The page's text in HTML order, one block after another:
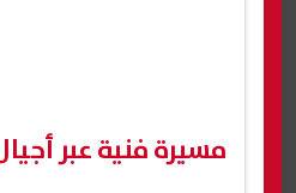
مسيرة فنية عبر